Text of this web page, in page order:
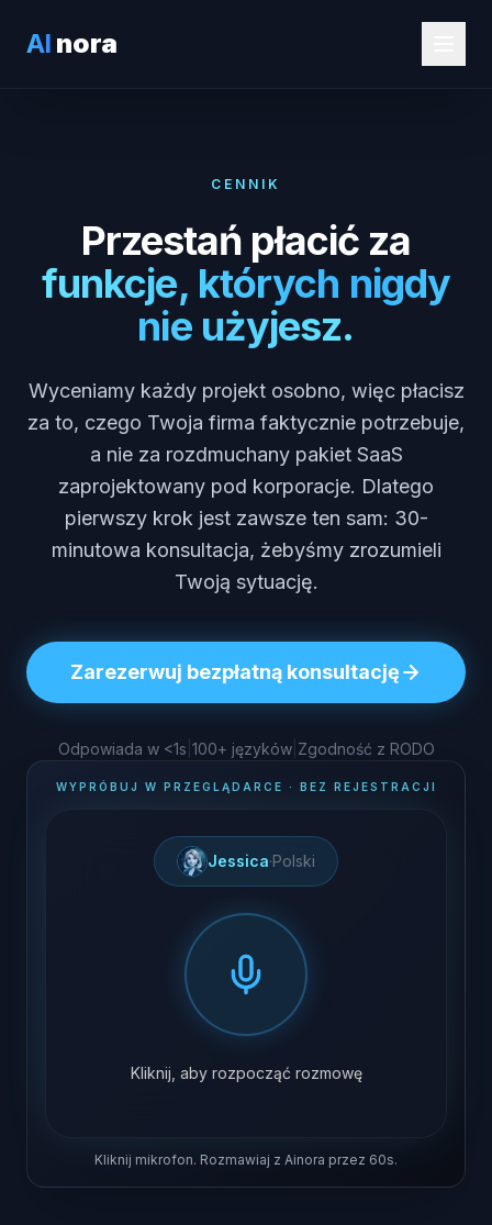
AI nora
CENNIK
Przestań płacić za
funkcje, których nigdy
nie użyjesz.
Wyceniamy każdy projekt osobno, więc płacisz
za to, czego Twoja firma faktycznie potrzebuje,
a nie za rozdmuchany pakiet SaaS
zaprojektowany pod korporacje. Dlatego
pierwszy krok jest zawsze ten sam: 30-
minutowa konsultacja, żebyśmy zrozumieli
Twoją sytuację.
Zarezerwuj bezpłatną konsultację
Odpowiada w <1s 100+ języków| Zgodność z RODO
WYPRÓBUJ W PRZEGLĄDARCE · BEZ REJESTRACJI
Jessica·Polski
Kliknij, aby rozpocząć rozmowę
Kliknij mikrofon. Rozmawiaj z Ainora przez 60s.